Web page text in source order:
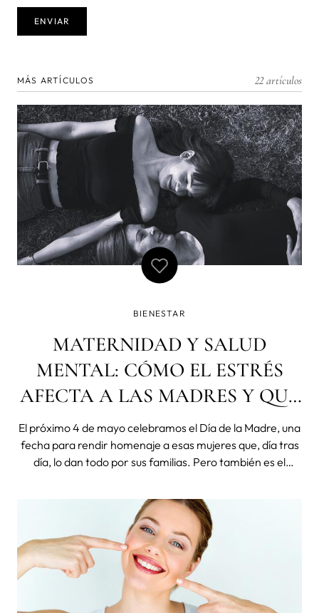
MÁS ARTÍCULOS 22 artículos
BIENESTAR
MATERNIDAD Y SALUD
MENTAL: CÓMO EL ESTRÉS
AFECTA A LAS MADRES Y QUÉ
HACER PARA CUIDARSE
El próximo 4 de mayo celebramos el Día de la Madre, una
fecha para rendir homenaje a esas mujeres que, día tras
día, lo dan todo por sus familias. Pero también es el
mental y recordar que ellas también necesitan cuidarse,
escucharse y senti